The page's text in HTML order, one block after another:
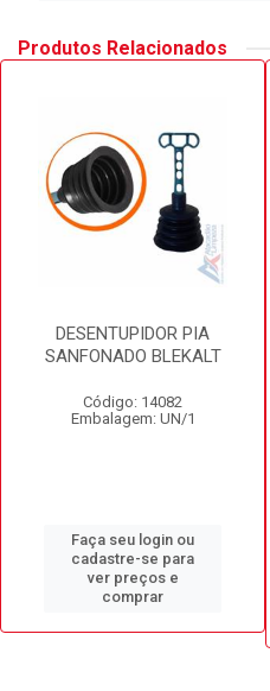
Produtos Relacionados
DESENTUPIDOR PIA
SANFONADO BLEKALT
Código: 14082
Embalagem: UN/1
Faça seu login ou
cadastre-se para
ver preços e
comprar